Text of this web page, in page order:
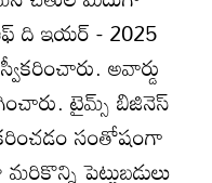
ది ఇయర్ - 2025
అవార్డు
టైమ్స్ బిజినెస్
సంతోషంగా
పెట్టుబడులు